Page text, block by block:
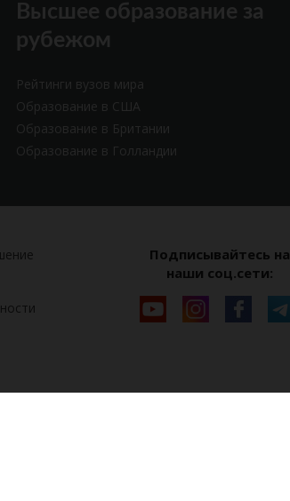
Высшее образование за
рубежом
Рейтинги вузов мира
Образование в США
Образование в Британии
Образование в Голландии
Подписывайтесь на
наши соц.сети: